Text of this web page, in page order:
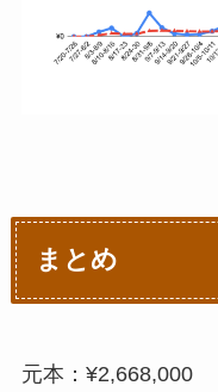
まとめ
元本：¥2,668,000